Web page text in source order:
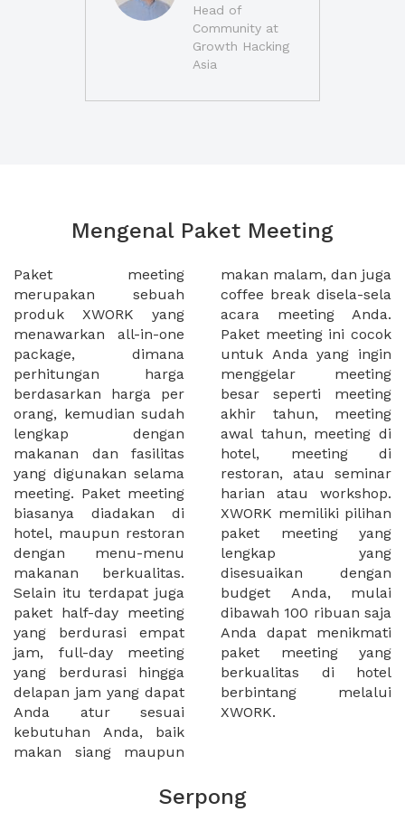
Head of
Community at
Growth Hacking
Asia
Mengenal Paket Meeting
Paket meeting
merupakan sebuah
produk XWORK yang
menawarkan all-in-one
package, dimana
perhitungan harga
berdasarkan harga per
orang, kemudian sudah
lengkap dengan
makanan dan fasilitas
yang digunakan selama
meeting. Paket meeting
biasanya diadakan di
hotel, maupun restoran
dengan menu-menu
makanan berkualitas.
Selain itu terdapat juga
paket half-day meeting
yang berdurasi empat
jam, full-day meeting
yang berdurasi hingga
delapan jam yang dapat
Anda atur sesuai
kebutuhan Anda, baik
makan siang maupun
makan malam, dan juga
coffee break disela-sela
acara meeting Anda.
Paket meeting ini cocok
untuk Anda yang ingin
menggelar meeting
besar seperti meeting
akhir tahun, meeting
awal tahun, meeting di
hotel, meeting di
restoran, atau seminar
harian atau workshop.
XWORK memiliki pilihan
paket meeting yang
lengkap yang
disesuaikan dengan
budget Anda, mulai
dibawah 100 ribuan saja
Anda dapat menikmati
paket meeting yang
berkualitas di hotel
berbintang melalui
XWORK.
Serpong